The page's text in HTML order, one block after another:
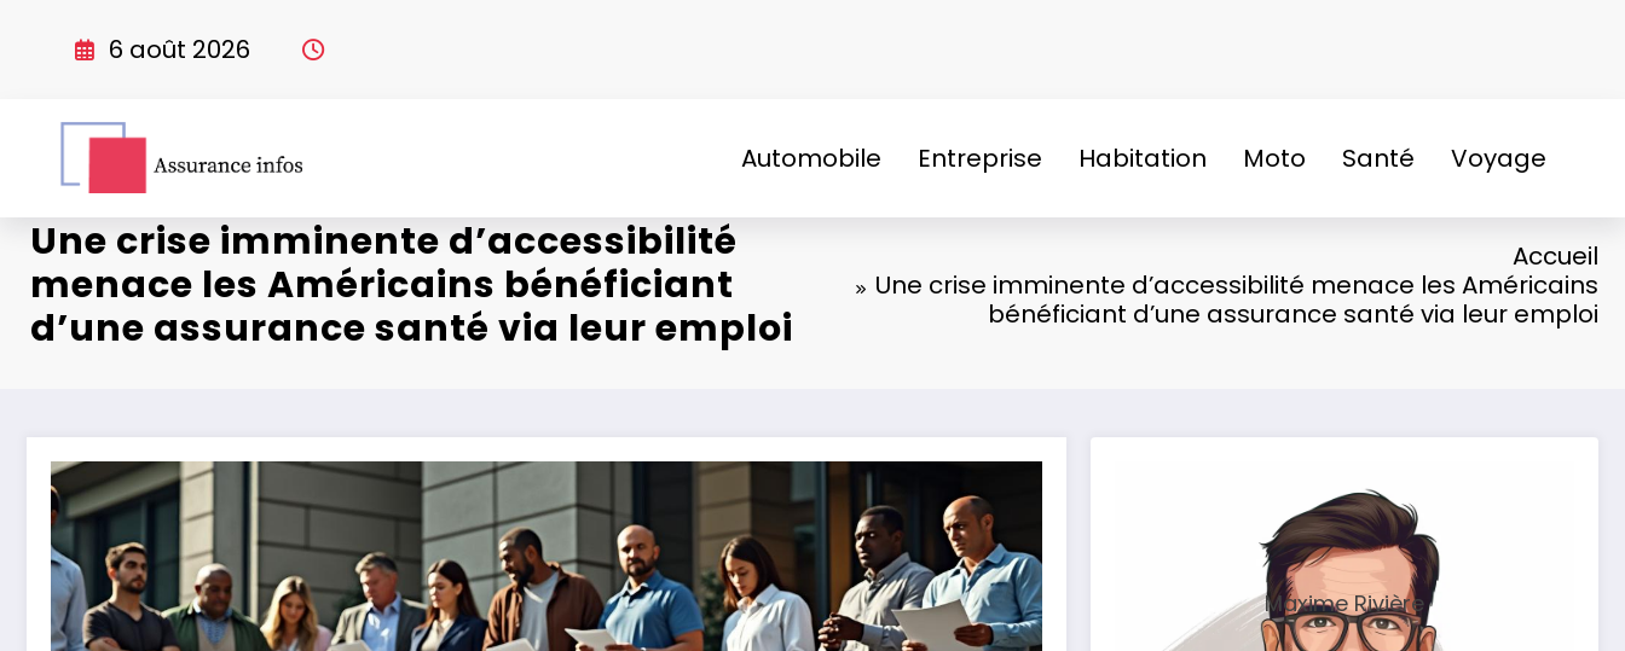
6 août 2026
Automobile Entreprise Habitation Moto Santé Voyage
Une crise imminente d’accessibilité
menace les Américains bénéficiant
d’une assurance santé via leur emploi
Accueil
Une crise imminente d’accessibilité menace les Américains
bénéficiant d’une assurance santé via leur emploi
Maxime Rivière